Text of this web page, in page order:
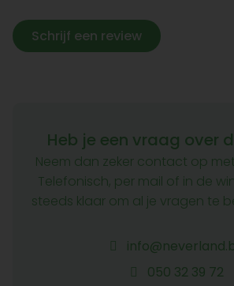
Schrijf een review
Heb je een vraag over
Neem dan zeker contact op
Telefonisch, per mail of in de
steeds klaar om al je vragen te
050 32 39 72